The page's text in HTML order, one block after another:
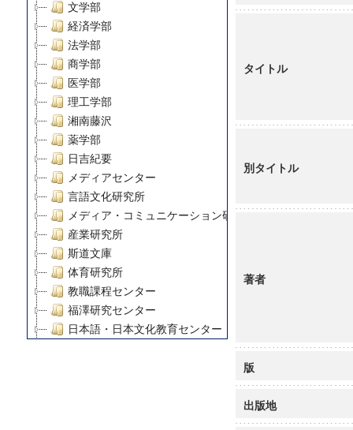
文学部
経済学部
法学部
商学部
医学部
理工学部
湘南藤沢
薬学部
日吉紀要
メディアセンター
言語文化研究所
メディア・コミュニケーション研究所
産業研究所
斯道文庫
体育研究所
教職課程センター
福澤研究センター
日本語・日本文化教育センター
デジタルメディア・コンテンツ統合研究センター
グローバルリサーチインスティテュート
タイトル
別タイトル
著者
版
出版地